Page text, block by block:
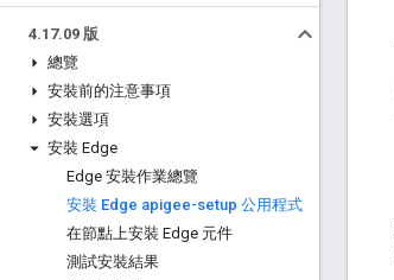
4.17.09 版
總覽
安裝前的注意事項
安裝選項
安裝 Edge
Edge 安裝作業總覽
安裝 Edge apigee-setup 公用程式
在節點上安裝 Edge 元件
測試安裝結果